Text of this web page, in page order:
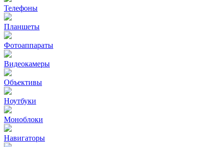
Телефоны
Планшеты
Фотоаппараты
Видеокамеры
Объективы
Ноутбуки
Моноблоки
Навигаторы